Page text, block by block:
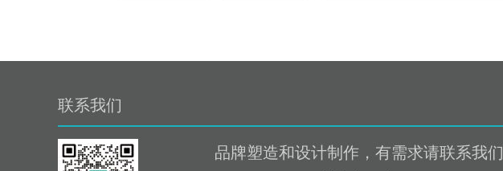
联系我们
品牌塑造和设计制作，有需求请联系我们